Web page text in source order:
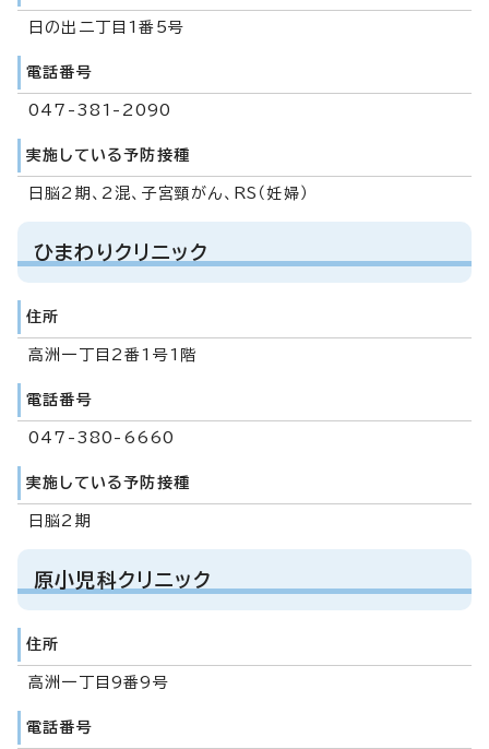
日の出二丁目1番5号
電話番号
047-381-2090
実施している予防接種
日脳2期、2混、子宮頸がん、RS（妊婦）
ひまわりクリニック
住所
高洲一丁目2番1号1階
電話番号
047-380-6660
実施している予防接種
日脳2期
原小児科クリニック
住所
高洲一丁目9番9号
電話番号